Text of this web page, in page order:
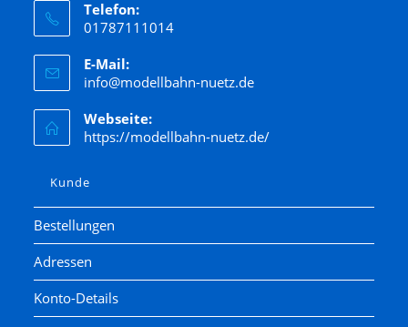
Telefon:
01787111014
E-Mail:
info@modellbahn-nuetz.de
Webseite:
https://modellbahn-nuetz.de/
Kunde
Bestellungen
Adressen
Konto-Details